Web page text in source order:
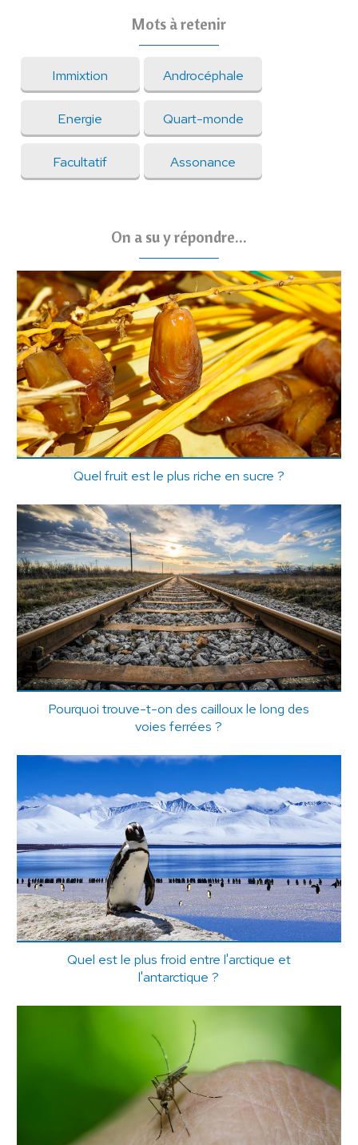
Mots à retenir
Immixtion Androcéphale
Energie Quart-monde
Facultatif Assonance
On a su y répondre...
Quel fruit est le plus riche en sucre ?
Pourquoi trouve-t-on des cailloux le long des
voies ferrées ?
Quel est le plus froid entre l'arctique et
l'antarctique ?